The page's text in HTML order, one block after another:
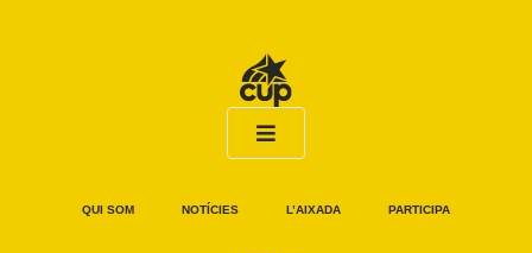
QUI SOM NOTÍCIES L’AIXADA PARTICIPA